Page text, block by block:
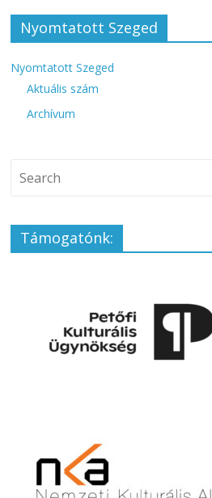
Nyomtatott Szeged
Nyomtatott Szeged
Aktuális szám
Archívum
Támogatónk: